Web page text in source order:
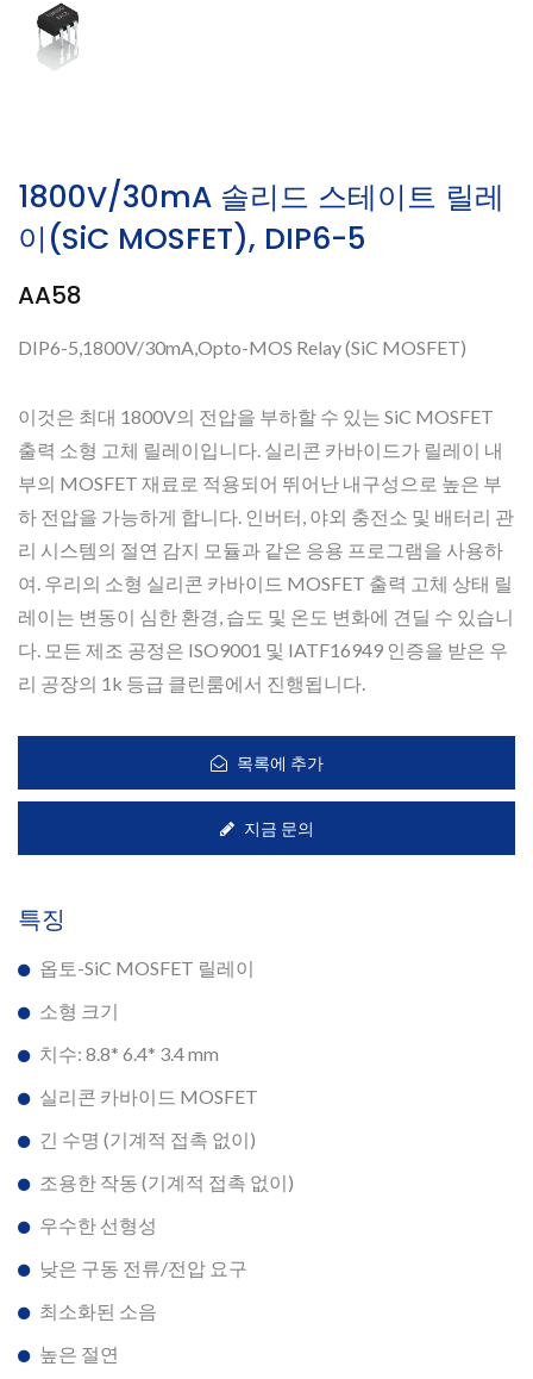
1800V/30mA 솔리드 스테이트 릴레
이(SiC MOSFET), DIP6-5
AA58
DIP6-5,1800V/30mA,Opto-MOS Relay (SiC MOSFET)
이것은 최대 1800V의 전압을 부하할 수 있는 SiC MOSFET
출력 소형 고체 릴레이입니다. 실리콘 카바이드가 릴레이 내
부의 MOSFET 재료로 적용되어 뛰어난 내구성으로 높은 부
하 전압을 가능하게 합니다. 인버터, 야외 충전소 및 배터리 관
리 시스템의 절연 감지 모듈과 같은 응용 프로그램을 사용하
여. 우리의 소형 실리콘 카바이드 MOSFET 출력 고체 상태 릴
레이는 변동이 심한 환경, 습도 및 온도 변화에 견딜 수 있습니
다. 모든 제조 공정은 ISO9001 및 IATF16949 인증을 받은 우
리 공장의 1k 등급 클린룸에서 진행됩니다.
목록에 추가
지금 문의
특징
옵토-SiC MOSFET 릴레이
소형 크기
치수: 8.8* 6.4* 3.4 mm
실리콘 카바이드 MOSFET
긴 수명 (기계적 접촉 없이)
조용한 작동 (기계적 접촉 없이)
우수한 선형성
낮은 구동 전류/전압 요구
최소화된 소음
높은 절연